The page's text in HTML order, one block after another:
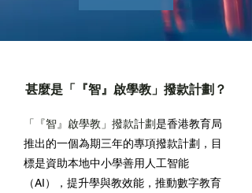
甚麼是「『智』啟學教」撥款計劃？
「『智』啟學教」撥款計劃是香港教育局
推出的一個為期三年的專項撥款計劃，目
標是資助本地中小學善用人工智能
（AI），提升學與教效能，推動數字教育